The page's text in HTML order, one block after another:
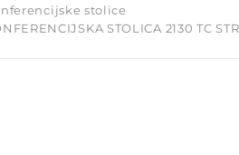
stolice
STOLICA 2130 TC